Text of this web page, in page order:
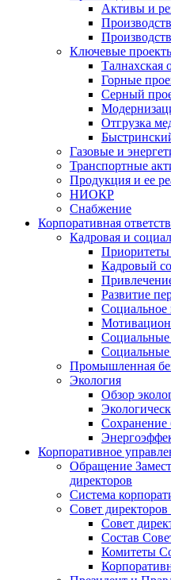
Активы и
Ключевые
Талнахская
Горные
Серный
Отгрузка
Газовые и
Транспортные
Продукция и ее
НИОКР
Снабжение
Корпоративная
Кадровая и
Приоритеты
Кадровый
Развитие
Социальное
Промышленная
Экология
Обзор
Сохранение
Корпоративное
Обращение
директоров
Система
Совет
Совет
Состав
Комитеты